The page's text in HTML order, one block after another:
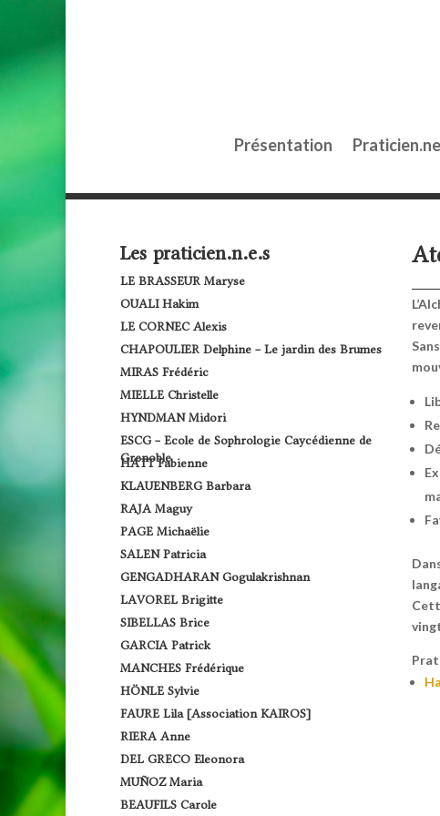
Présentation
Les praticien.n.e.s
LE BRASSEUR Maryse
OUALI Hakim
LE CORNEC Alexis
CHAPOULIER Delphine – Le jardin des Brumes
MIRAS Frédéric
MIELLE Christelle
HYNDMAN Midori
ESCG – Ecole de Sophrologie Caycédienne de
Grenoble
HATT Fabienne
KLAUENBERG Barbara
RAJA Maguy
PAGE Michaëlie
SALEN Patricia
GENGADHARAN Gogulakrishnan
LAVOREL Brigitte
SIBELLAS Brice
GARCIA Patrick
MANCHES Frédérique
HÖNLE Sylvie
FAURE Lila [Association KAIROS]
RIERA Anne
DEL GRECO Eleonora
MUÑOZ Maria
BEAUFILS Carole